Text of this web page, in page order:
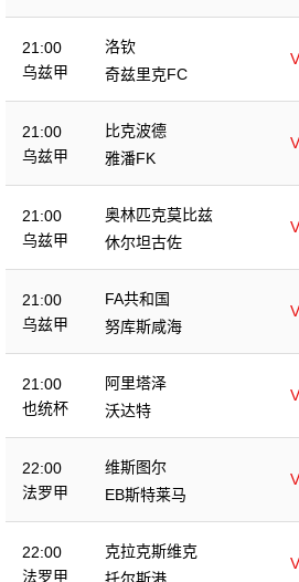
21:00
乌兹甲
洛钦
奇兹里克FC
21:00
乌兹甲
比克波德
雅潘FK
21:00
乌兹甲
奥林匹克莫比兹
休尔坦古佐
21:00
乌兹甲
FA共和国
努库斯咸海
21:00
也统杯
阿里塔泽
沃达特
22:00
法罗甲
维斯图尔
EB斯特莱马
22:00
法罗甲
克拉克斯维克